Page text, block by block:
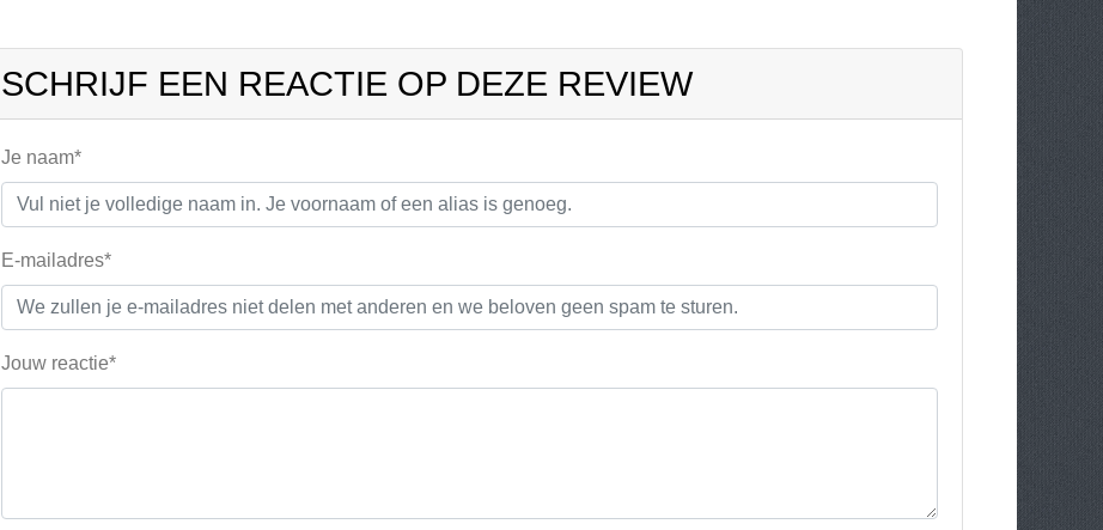
SCHRIJF EEN REACTIE OP DEZE REVIEW
Je naam*
E-mailadres*
Jouw reactie*